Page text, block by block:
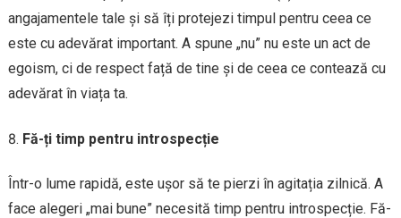
angajamentele tale și să îți protejezi timpul pentru ceea ce
este cu adevărat important. A spune „nu” nu este un act de
egoism, ci de respect față de tine și de ceea ce contează cu
adevărat în viața ta.
Fă-ți timp pentru introspecție
Într-o lume rapidă, este ușor să te pierzi în agitația zilnică. A
face alegeri „mai bune” necesită timp pentru introspecție. Fă-